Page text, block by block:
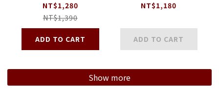
NT$1,280
NT$1,390
ADD TO CART
Poached egg,
NT$1,180
ADD TO CART
Show more